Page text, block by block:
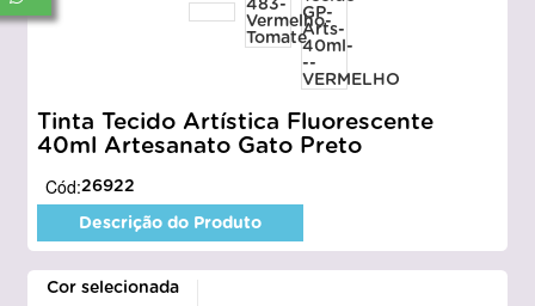
Tinta Tecido Artística Fluorescente
40ml Artesanato Gato Preto
Cód:26922
Descrição do Produto
Cor selecionada